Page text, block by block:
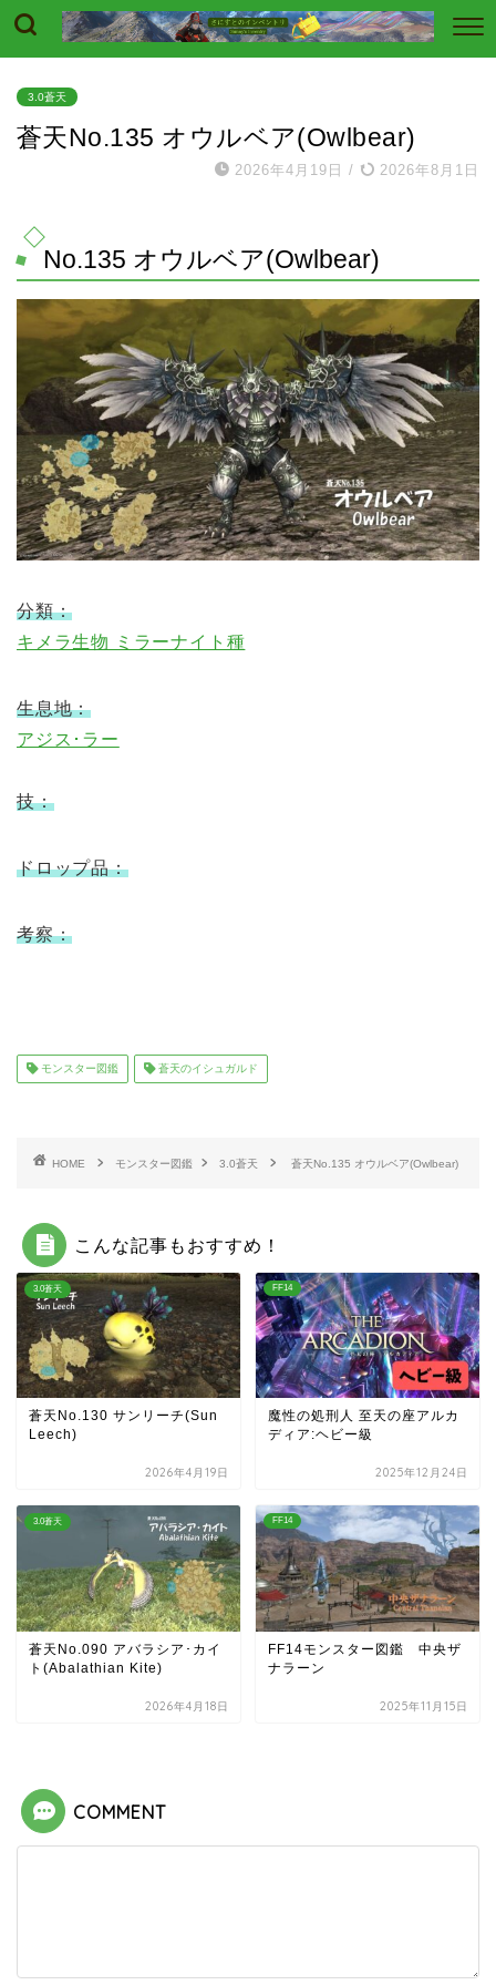
3.0蒼天
蒼天No.135 オウルベア(Owlbear)
2026年4月19日 / 2026年8月1日
No.135 オウルベア(Owlbear)
分類：
キメラ生物 ミラーナイト種
生息地：
アジス･ラー
技：
ドロップ品：
考察：
モンスター図鑑 蒼天のイシュガルド
HOME モンスター図鑑 3.0蒼天 蒼天No.135 オウルベア(Owlbear)
こんな記事もおすすめ！
3.0蒼天
蒼天No.130 サンリーチ(Sun
Leech)
2026年4月19日
FF14
魔性の処刑人 至天の座アルカ
ディア:ヘビー級
2025年12月24日
3.0蒼天
蒼天No.090 アバラシア･カイ
ト(Abalathian Kite)
2026年4月18日
FF14
FF14モンスター図鑑 中央ザ
ナラーン
2025年11月15日
COMMENT